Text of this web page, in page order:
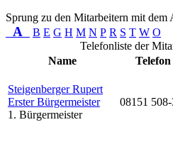
Sprung zu den Mitarbeitern mit dem
A B E G H M N P R S T W O
Telefonliste der
Name
Telefon
Steigenberger Rupert
Erster Bürgermeister
1. Bürgermeister
08151